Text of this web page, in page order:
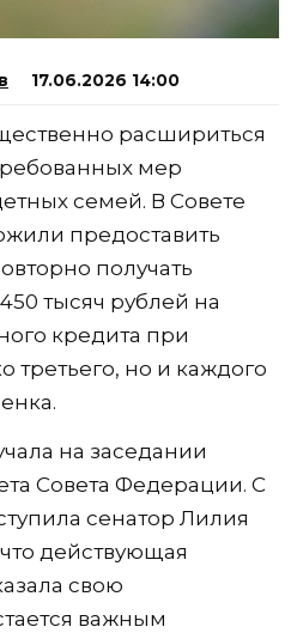
17.06.2026 14:00
расшириться
мер
семей. В Совете
предоставить
получать
тысяч рублей на
кредита при
третьего, но и каждого
на заседании
Совета Федерации. С
сенатор Лилия
действующая
свою
важным